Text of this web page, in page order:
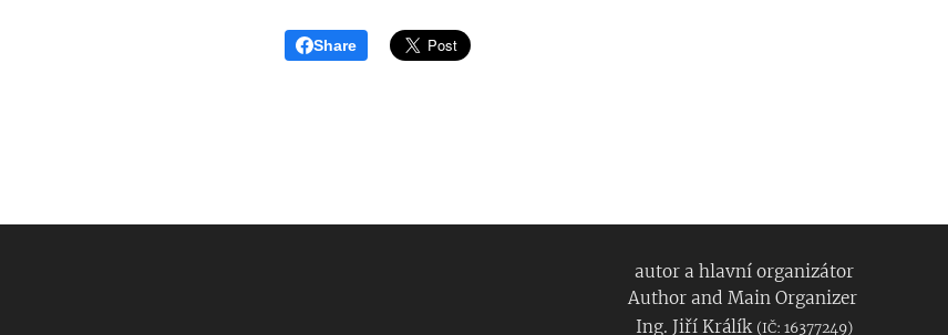
Share
autor a hlavní organizátor
Author and Main Organizer
Ing. Jiří Králík (IČ: 16377249)